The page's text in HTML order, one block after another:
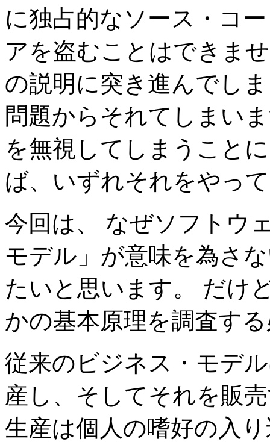
に独占的なソース・コ
アを盗むことはできま
の説明に突き進んでし
問題からそれてしまい
を無視してしまうこと
ば、いずれそれをやっ
今回は、 なぜソフトウ
モデル」が意味を為さ
たいと思います。 だけ
かの基本原理を調査す
従来のビジネス・モデ
産し、そしてそれを販
生産は個人の嗜好の入